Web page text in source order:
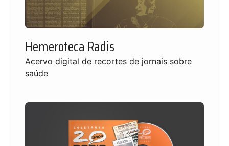
Hemeroteca Radis
Acervo digital de recortes de jornais sobre
saúde